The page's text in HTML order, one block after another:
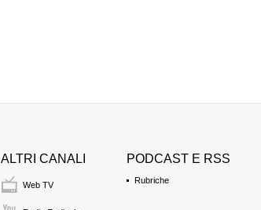
ALTRI CANALI
Web TV
PODCAST E RSS
Rubriche